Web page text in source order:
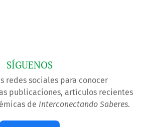
SÍGUENOS
redes sociales para conocer
publicaciones, artículos recientes
de Interconectando Saberes.